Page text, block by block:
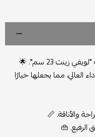
انغمسي في عالم الرفاهية والأناقة مع حقيبة "لويفي زينث 23 سم". 🌟
العالي، مما يجعلها خيارًا
الرفيع. 👜